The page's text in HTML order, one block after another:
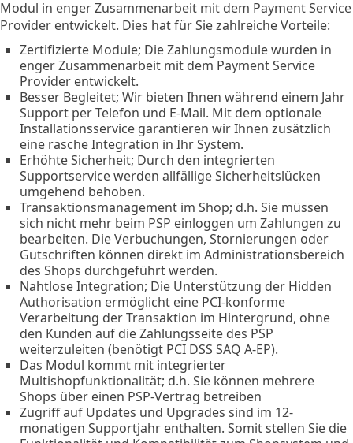
Modul in enger Zusammenarbeit mit dem Payment Service
Provider entwickelt. Dies hat für Sie zahlreiche Vorteile:
Zertifizierte Module; Die Zahlungsmodule wurden in
enger Zusammenarbeit mit dem Payment Service
Provider entwickelt.
Besser Begleitet; Wir bieten Ihnen während einem Jahr
Support per Telefon und E-Mail. Mit dem optionale
Installationsservice garantieren wir Ihnen zusätzlich
eine rasche Integration in Ihr System.
Erhöhte Sicherheit; Durch den integrierten
Supportservice werden allfällige Sicherheitslücken
umgehend behoben.
Transaktionsmanagement im Shop; d.h. Sie müssen
sich nicht mehr beim PSP einloggen um Zahlungen zu
bearbeiten. Die Verbuchungen, Stornierungen oder
Gutschriften können direkt im Administrationsbereich
des Shops durchgeführt werden.
Nahtlose Integration; Die Unterstützung der Hidden
Authorisation ermöglicht eine PCI-konforme
Verarbeitung der Transaktion im Hintergrund, ohne
den Kunden auf die Zahlungsseite des PSP
weiterzuleiten (benötigt PCI DSS SAQ A-EP).
Das Modul kommt mit integrierter
Multishopfunktionalität; d.h. Sie können mehrere
Shops über einen PSP-Vertrag betreiben
Zugriff auf Updates und Upgrades sind im 12-
monatigen Supportjahr enthalten. Somit stellen Sie die